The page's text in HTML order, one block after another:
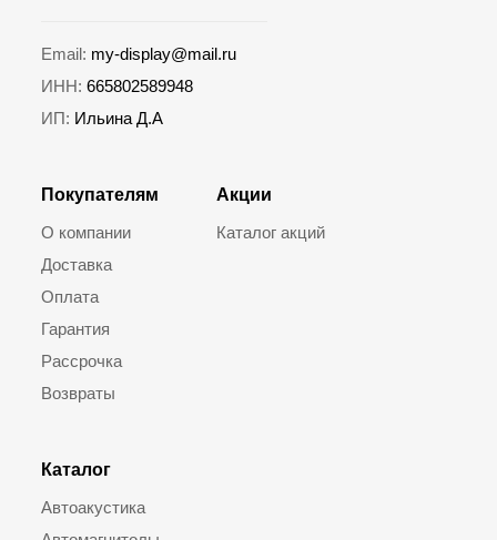
Покупателям
О компании
Доставка
Оплата
Гарантия
Рассрочка
Возвраты
Каталог
Автоакустика
Акции
Каталог акций
Email: my-display@mail.ru
ИНН: 665802589948
ИП: Ильина Д.А